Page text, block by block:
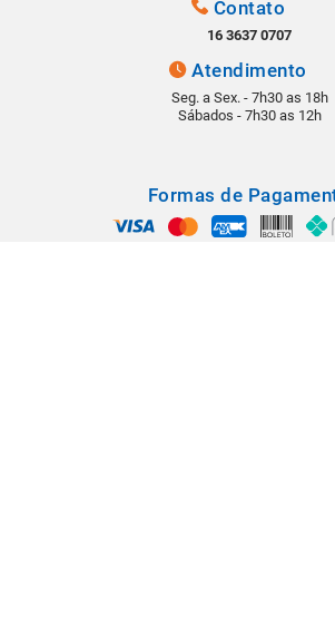
Contato
16 3637 0707
Atendimento
Seg. a Sex. - 7h30 as 18h
Sábados - 7h30 as 12h
Formas de